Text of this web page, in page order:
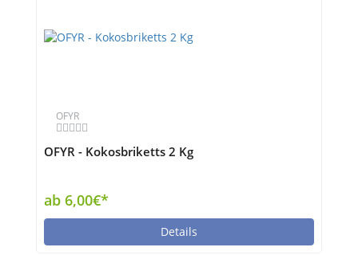
OFYR
OFYR - Kokosbriketts 2 Kg
ab 6,00€*
Details